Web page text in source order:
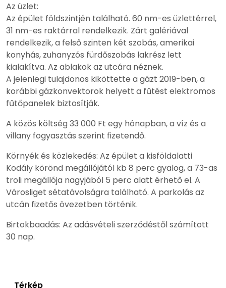
Az üzlet:
Az épület földszintjén található. 60 nm-es üzlettérrel,
31 nm-es raktárral rendelkezik. Zárt galériával
rendelkezik, a felső szinten két szobás, amerikai
konyhás, zuhanyzós fürdőszobás lakrész lett
kialakítva. Az ablakok az utcára néznek.
A jelenlegi tulajdonos kiköttette a gázt 2019-ben, a
korábbi gázkonvektorok helyett a fűtést elektromos
fűtőpanelek biztosítják.
A közös költség 33 000 Ft egy hónapban, a víz és a
villany fogyasztás szerint fizetendő.
Környék és közlekedés: Az épület a kisföldalatti
Kodály körönd megállójától kb 8 perc gyalog, a 73-as
troli megállója nagyjából 5 perc alatt érhető el. A
Városliget sétatávolságra található. A parkolás az
utcán fizetős övezetben történik.
Birtokbaadás: Az adásvételi szerződéstől számított
30 nap.
Térkép